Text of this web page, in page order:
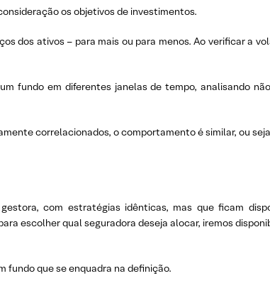
os objetivos de investimentos.
dos ativos – para mais ou para menos. Ao verificar a
fundo em diferentes janelas de tempo, analisando
correlacionados, o comportamento é similar, ou
com estratégias idênticas, mas que ficam
escolher qual seguradora deseja alocar, iremos
fundo que se enquadra na definição.